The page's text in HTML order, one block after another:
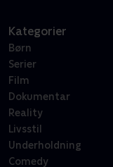
Kategorier
Børn
Serier
Film
Dokumentar
Reality
Livsstil
Underholdning
Comedy